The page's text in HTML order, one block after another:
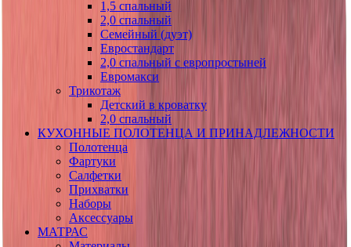
1,5 спальный
2,0 спальный
Семейный (дуэт)
Евростандарт
2,0 спальный с европростыней
Евромакси
Трикотаж
Детский в кроватку
2,0 спальный
КУХОННЫЕ ПОЛОТЕНЦА И ПРИНАДЛЕЖНОСТИ
Полотенца
Фартуки
Салфетки
Прихватки
Наборы
Аксессуары
МАТРАС